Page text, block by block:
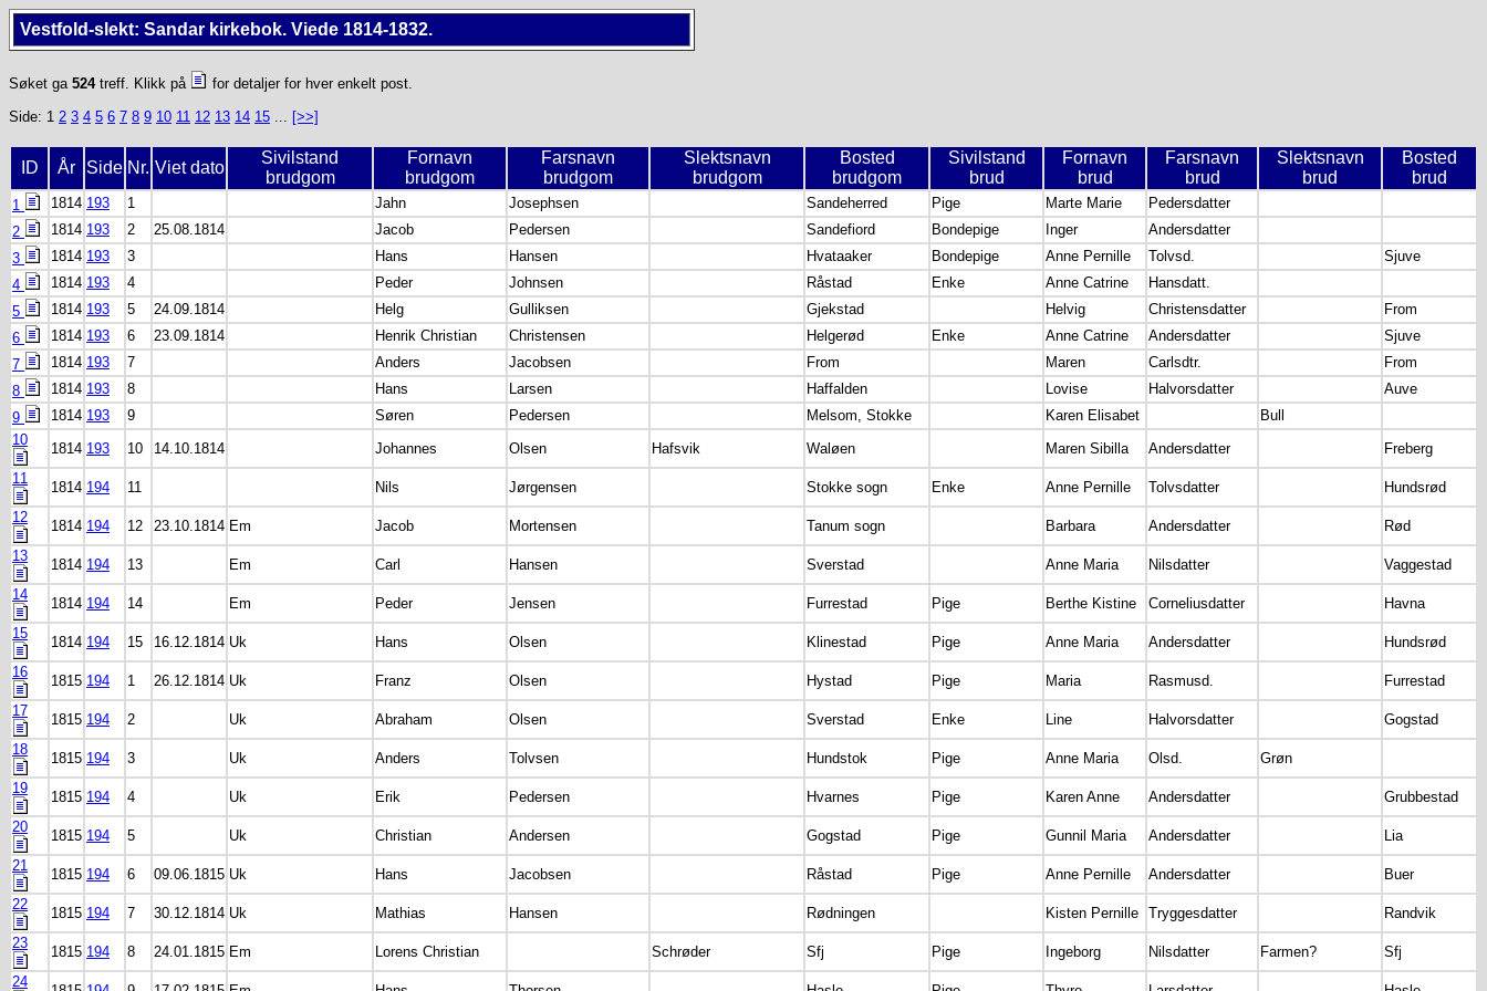
Vestfold-slekt: Sandar kirkebok. Viede 1814-1832.
Søket ga 524treff. Klikk på
for detaljer for hver enkelt post.
Side: 1 2 3 4 5 6 7 8 9 10 11 12 13 14 15 ... [>>]
ID År Side Nr. Viet dato
Sivilstand
brudgom
Fornavn
brudgom
Farsnavn
brudgom
Slektsnavn
brudgom
Bosted
brudgom
Sivilstand
brud
Fornavn
brud
Farsnavn
brud
Slektsnavn
brud
Bosted
brud
1 1814 193 1 Jahn Josephsen Sandeherred Pige Marte Marie
Pedersdatter
2
1814 193 2 25.08.1814 Jacob Pedersen Sandefiord Bondepige Inger
Andersdatter
3
1814 193 3 Hans Hansen Hvataaker Bondepige Anne Pernille Tolvsd.
Sjuve
4
1814 193 4 Peder Johnsen Råstad Enke Anne Catrine
Hansdatt.
5
1814 193 5 24.09.1814 Helg Gulliksen Gjekstad Helvig Christensdatter
From
6
1814 193 6 23.09.1814 Henrik Christian Christensen Helgerød Enke Anne Catrine Andersdatter
Sjuve
7
1814 193 7 Anders Jacobsen From Maren Carlsdtr.
From
8
1814 193 8 Hans Larsen Haffalden Lovise Halvorsdatter
Auve
9
1814 193 9 Søren Pedersen Melsom, Stokke Karen Elisabet
Bull
10
1814 193 10 14.10.1814 Johannes Olsen Hafsvik Waløen Maren Sibilla Andersdatter
Freberg
11
1814 194 11 Nils Jørgensen Stokke sogn Enke Anne Pernille Tolvsdatter
Hundsrød
12
1814 194 12 23.10.1814 Em Jacob Mortensen Tanum sogn Barbara Andersdatter
Rød
13
1814 194 13 Em Carl Hansen Sverstad Anne Maria Nilsdatter
Vaggestad
14
1814 194 14 Em Peder Jensen Furrestad Pige Berthe Kistine Corneliusdatter
Havna
15
1814 194 15 16.12.1814 Uk Hans Olsen Klinestad Pige Anne Maria Andersdatter
Hundsrød
16
1815 194 1 26.12.1814 Uk Franz Olsen Hystad Pige Maria Rasmusd.
Furrestad
17
1815 194 2 Uk Abraham Olsen Sverstad Enke Line Halvorsdatter
Gogstad
18
1815 194 3 Uk Anders Tolvsen Hundstok Pige Anne Maria Olsd.
Grøn
19
1815 194 4 Uk Erik Pedersen Hvarnes Pige Karen Anne Andersdatter
Grubbestad
20
1815 194 5 Uk Christian Andersen Gogstad Pige Gunnil Maria Andersdatter
Lia
21
1815 194 6 09.06.1815 Uk Hans Jacobsen Råstad Pige Anne Pernille Andersdatter
Buer
22
1815 194 7 30.12.1814 Uk Mathias Hansen Rødningen Kisten Pernille Tryggesdatter
Randvik
23
1815 194 8 24.01.1815 Em Lorens Christian Schrøder Sfj Pige Ingeborg Nilsdatter Farmen?
Sfj
24